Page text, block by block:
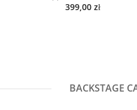
399,00 zł
BACKSTAGE